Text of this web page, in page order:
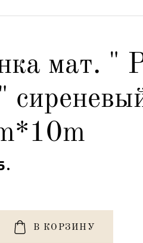
мат. "
В КОРЗИНУ